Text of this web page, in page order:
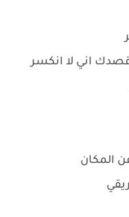
اني لا انكسر
المكان